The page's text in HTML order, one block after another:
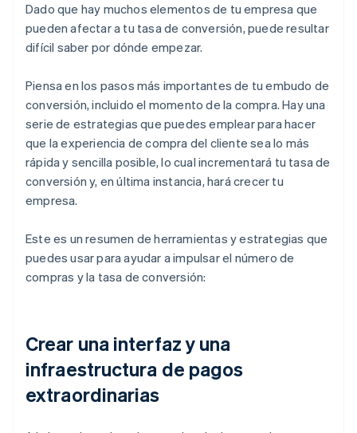
Dado que hay muchos elementos de tu empresa que
pueden afectar a tu tasa de conversión, puede resultar
difícil saber por dónde empezar.
Piensa en los pasos más importantes de tu embudo de
conversión, incluido el momento de la compra. Hay una
serie de estrategias que puedes emplear para hacer
que la experiencia de compra del cliente sea lo más
rápida y sencilla posible, lo cual incrementará tu tasa de
conversión y, en última instancia, hará crecer tu
empresa.
Este es un resumen de herramientas y estrategias que
puedes usar para ayudar a impulsar el número de
compras y la tasa de conversión:
Crear una interfaz y una
infraestructura de pagos
extraordinarias